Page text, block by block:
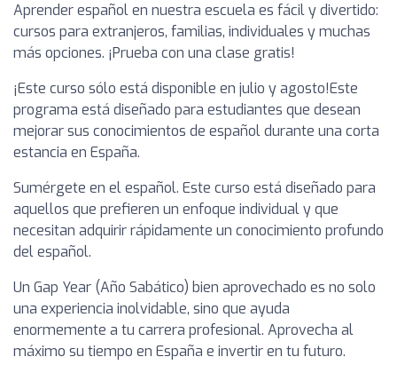
Aprender español en nuestra escuela es fácil y divertido:
cursos para extranjeros, familias, individuales y muchas
más opciones. ¡Prueba con una clase gratis!
¡Este curso sólo está disponible en julio y agosto!Este
programa está diseñado para estudiantes que desean
mejorar sus conocimientos de español durante una corta
estancia en España.
Sumérgete en el español. Este curso está diseñado para
aquellos que prefieren un enfoque individual y que
necesitan adquirir rápidamente un conocimiento profundo
del español.
Un Gap Year (Año Sabático) bien aprovechado es no solo
una experiencia inolvidable, sino que ayuda
enormemente a tu carrera profesional. Aprovecha al
máximo su tiempo en España e invertir en tu futuro.